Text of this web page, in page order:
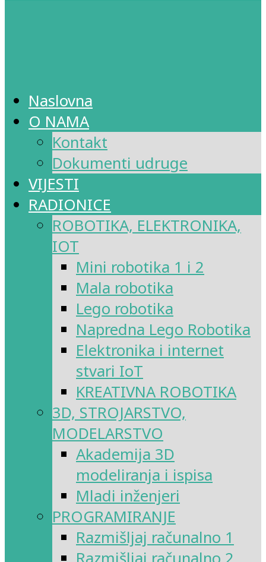
Naslovna
O NAMA
Kontakt
Dokumenti udruge
VIJESTI
RADIONICE
ROBOTIKA, ELEKTRONIKA,
IOT
Mini robotika 1 i 2
Mala robotika
Lego robotika
Napredna Lego Robotika
Elektronika i internet
stvari IoT
KREATIVNA ROBOTIKA
3D, STROJARSTVO,
MODELARSTVO
Akademija 3D
modeliranja i ispisa
Mladi inženjeri
PROGRAMIRANJE
Razmišljaj računalno 1